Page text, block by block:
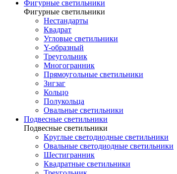
Фигурные светильники
Фигурные светильники
Нестандарты
Квадрат
Угловые светильники
Y-образный
Треугольник
Многогранник
Прямоугольные светильники
Зигзаг
Кольцо
Полукольца
Овальные светильники
Подвесные светильники
Подвесные светильники
Круглые светодиодные светильники
Овальные светодиодные светильники
Шестигранник
Квадратные светильники